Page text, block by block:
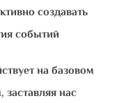
создавать
событий.
на базовом
нас